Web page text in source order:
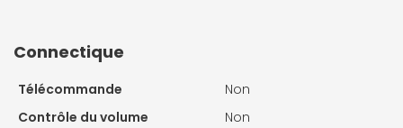
Connectique
Télécommande
Non
Contrôle du volume
Non